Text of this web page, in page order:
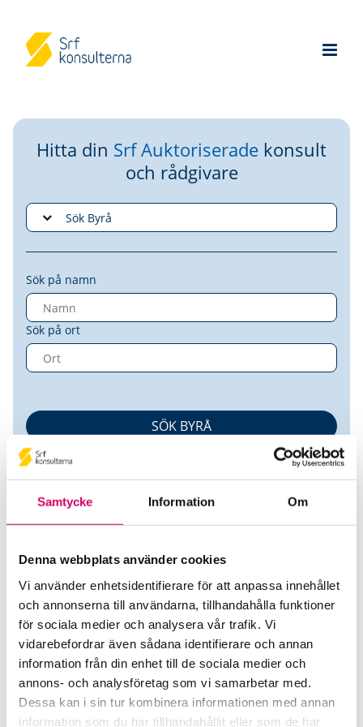
Samtycke Information Om
Denna webbplats använder cookies
Vi använder enhetsidentifierare för att anpassa innehållet
och annonserna till användarna, tillhandahålla funktioner
för sociala medier och analysera vår trafik. Vi
vidarebefordrar även sådana identifierare och annan
information från din enhet till de sociala medier och
annons- och analysföretag som vi samarbetar med.
Dessa kan i sin tur kombinera informationen med annan
information som du har tillhandahållit eller som de har
Hitta din Srf Auktoriserade konsult
och rådgivare
Sök på namn
Sök på ort
JM AB
Srf Auktoriserade konsulter
Rebecca Hagström
Skicka e-post
Ekerö